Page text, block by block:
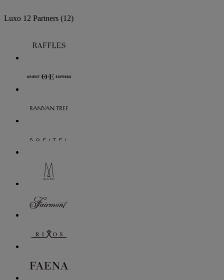
Luxo 12 Partners (12)